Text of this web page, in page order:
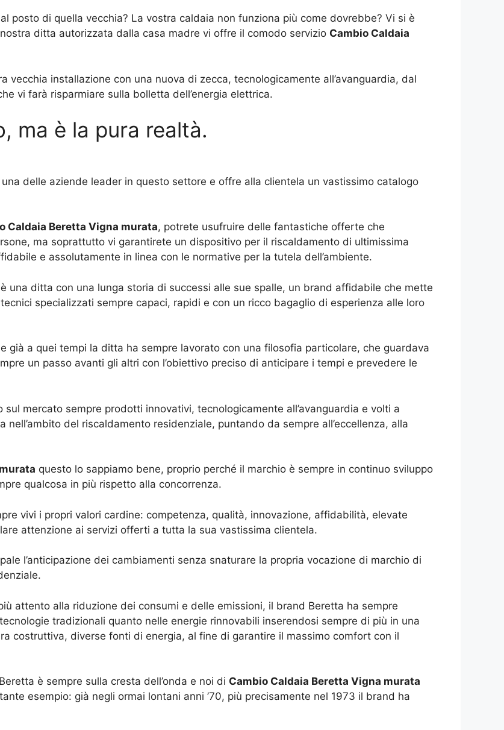
posto di quella vecchia? La vostra caldaia non funziona più come dovrebbe? Vi si è
ditta autorizzata dalla casa madre vi offre il comodo servizio Cambio Caldaia
vecchia installazione con una nuova di zecca, tecnologicamente all’avanguardia, dal
vi farà risparmiare sulla bolletta dell’energia elettrica.
ma è la pura realtà.
delle aziende leader in questo settore e offre alla clientela un vastissimo catalogo
Caldaia Beretta Vigna murata, potrete usufruire delle fantastiche offerte che
ma soprattutto vi garantirete un dispositivo per il riscaldamento di ultimissima
e assolutamente in linea con le normative per la tutela dell’ambiente.
una ditta con una lunga storia di successi alle sue spalle, un brand affidabile che mette
specializzati sempre capaci, rapidi e con un ricco bagaglio di esperienza alle loro
già a quei tempi la ditta ha sempre lavorato con una filosofia particolare, che guardava
un passo avanti gli altri con l’obiettivo preciso di anticipare i tempi e prevedere le
mercato sempre prodotti innovativi, tecnologicamente all’avanguardia e volti a
del riscaldamento residenziale, puntando da sempre all’eccellenza, alla
questo lo sappiamo bene, proprio perché il marchio è sempre in continuo sviluppo
qualcosa in più rispetto alla concorrenza.
vivi i propri valori cardine: competenza, qualità, innovazione, affidabilità, elevate
attenzione ai servizi offerti a tutta la sua vastissima clientela.
l’anticipazione dei cambiamenti senza snaturare la propria vocazione di marchio di
attento alla riduzione dei consumi e delle emissioni, il brand Beretta ha sempre
tradizionali quanto nelle energie rinnovabili inserendosi sempre di più in una
costruttiva, diverse fonti di energia, al fine di garantire il massimo comfort con il
è sempre sulla cresta dell’onda e noi di Cambio Caldaia Beretta Vigna murata
esempio: già negli ormai lontani anni ’70, più precisamente nel 1973 il brand ha